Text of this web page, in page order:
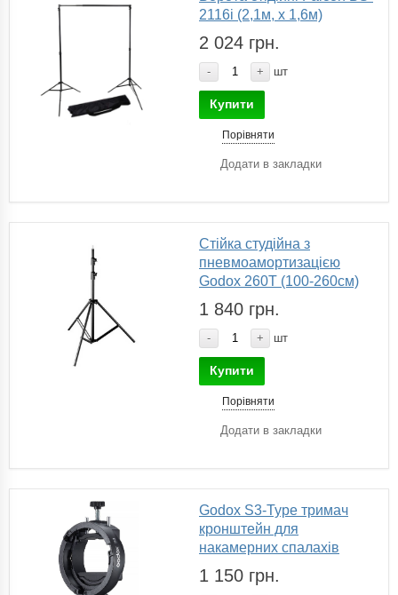
2116i (2,1м, х 1,6м)
2 024 грн.
- + шт
Купити
Порівняти
Додати в закладки
Cтійка студійна з
пневмоамортизацією
Godox 260T (100-260см)
1 840 грн.
- + шт
Купити
Порівняти
Додати в закладки
Godox S3-Type тримач
кронштейн для
накамерних спалахів
1 150 грн.